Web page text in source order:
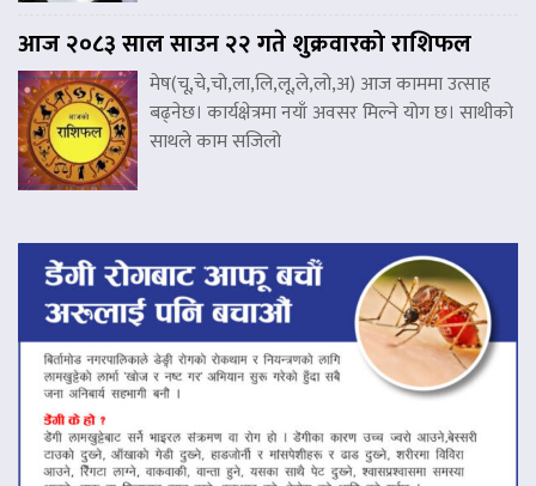
आज २०८३ साल साउन २२ गते शुक्रवारको राशिफल
मेष(चू,चे,चो,ला,लि,लू,ले,लो,अ) आज काममा उत्साह
बढ्नेछ। कार्यक्षेत्रमा नयाँ अवसर मिल्ने योग छ। साथीको
साथले काम सजिलो